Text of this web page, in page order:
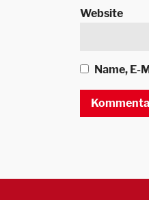
Website
Name, E-